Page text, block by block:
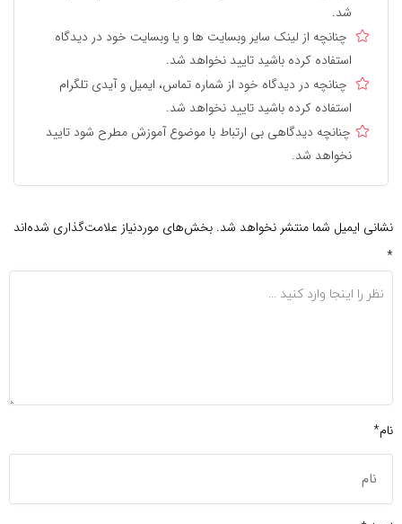
شد.
چنانچه از لینک سایر وبسایت ها و یا وبسایت خود در دیدگاه
استفاده کرده باشید تایید نخواهد شد.
چنانچه در دیدگاه خود از شماره تماس، ایمیل و آیدی تلگرام
استفاده کرده باشید تایید نخواهد شد.
چنانچه دیدگاهی بی ارتباط با موضوع آموزش مطرح شود تایید
نخواهد شد.
نشانی ایمیل شما منتشر نخواهد شد. بخش‌های موردنیاز علامت‌گذاری شده‌اند
*
نام*